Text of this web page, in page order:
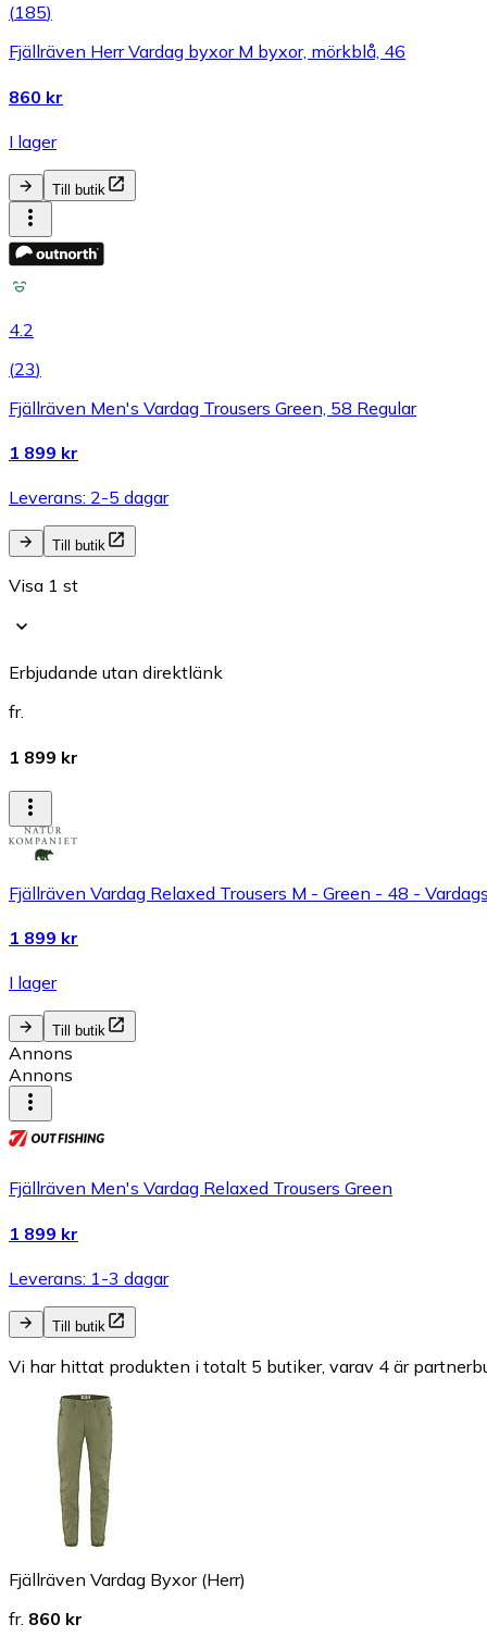
(185)
Fjällräven Herr Vardag byxor M byxor, mörkblå, 46
860 kr
I lager
Till butik
4.2
(23)
Fjällräven Men's Vardag Trousers Green, 58 Regular
1 899 kr
Leverans: 2-5 dagar
Till butik
Visa 1 st
Erbjudande utan direktlänk
fr.
1 899 kr
Fjällräven Vardag Relaxed Trousers M - Green - 48 -
1 899 kr
I lager
Till butik
Annons
Annons
Fjällräven Men's Vardag Relaxed Trousers Green
1 899 kr
Leverans: 1-3 dagar
Till butik
Vi har hittat produkten i totalt 5 butiker, varav 4 är
Fjällräven Vardag Byxor (Herr)
fr. 860 kr